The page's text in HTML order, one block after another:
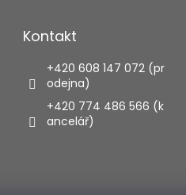
Kontakt
+420 608 147 072 (pr
odejna)
+420 774 486 566 (k
ancelář)